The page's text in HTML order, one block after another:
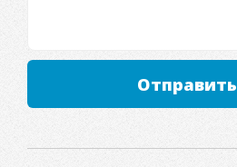
Отправить